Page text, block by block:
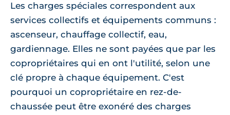
Les charges spéciales correspondent aux
services collectifs et équipements communs :
ascenseur, chauffage collectif, eau,
gardiennage. Elles ne sont payées que par les
copropriétaires qui en ont l'utilité, selon une
clé propre à chaque équipement. C'est
pourquoi un copropriétaire en rez-de-
chaussée peut être exonéré des charges